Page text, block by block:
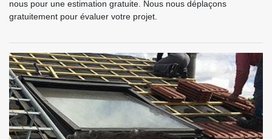
nous pour une estimation gratuite. Nous nous déplaçons
gratuitement pour évaluer votre projet.